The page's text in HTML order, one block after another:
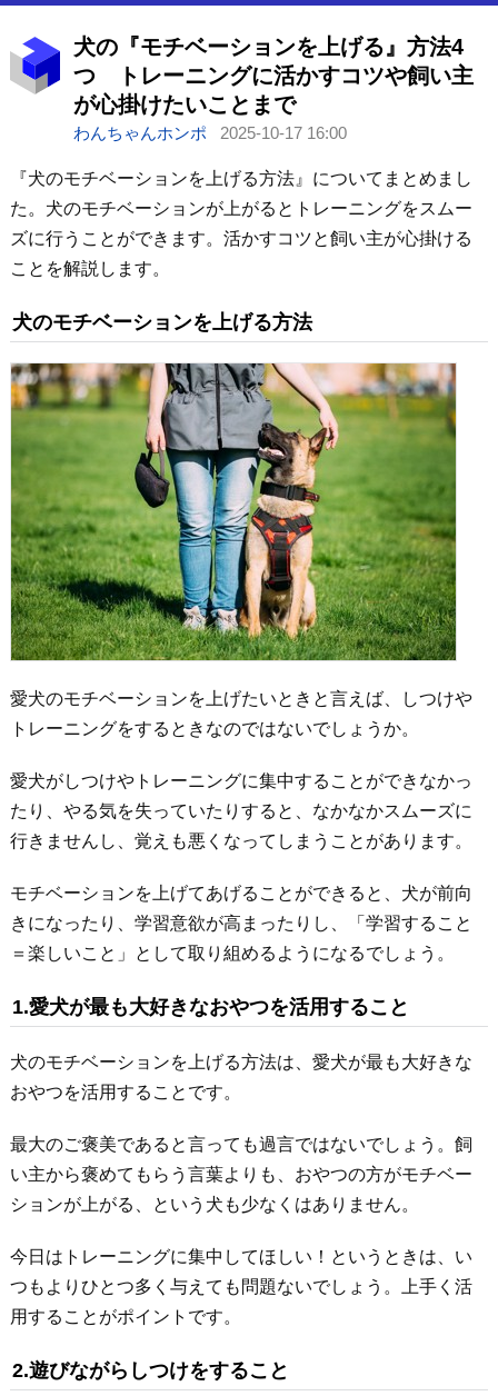
犬の『モチベーションを上げる』方法4
つ トレーニングに活かすコツや飼い主
が心掛けたいことまで
わんちゃんホンポ 2025-10-17 16:00
『犬のモチベーションを上げる方法』についてまとめまし
た。犬のモチベーションが上がるとトレーニングをスムー
ズに行うことができます。活かすコツと飼い主が心掛ける
ことを解説します。
犬のモチベーションを上げる方法
愛犬のモチベーションを上げたいときと言えば、しつけや
トレーニングをするときなのではないでしょうか。
愛犬がしつけやトレーニングに集中することができなかっ
たり、やる気を失っていたりすると、なかなかスムーズに
行きませんし、覚えも悪くなってしまうことがあります。
モチベーションを上げてあげることができると、犬が前向
きになったり、学習意欲が高まったりし、「学習すること
＝楽しいこと」として取り組めるようになるでしょう。
1.愛犬が最も大好きなおやつを活用すること
犬のモチベーションを上げる方法は、愛犬が最も大好きな
おやつを活用することです。
最大のご褒美であると言っても過言ではないでしょう。飼
い主から褒めてもらう言葉よりも、おやつの方がモチベー
ションが上がる、という犬も少なくはありません。
今日はトレーニングに集中してほしい！というときは、い
つもよりひとつ多く与えても問題ないでしょう。上手く活
用することがポイントです。
2.遊びながらしつけをすること